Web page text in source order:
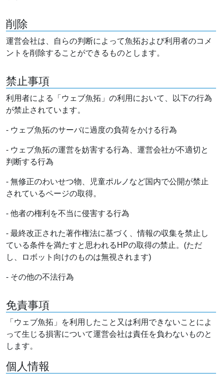
削除
運営会社は、自らの判断によって魚拓および利用者のコメ
ントを削除することができるものとします。
禁止事項
利用者による「ウェブ魚拓」の利用において、以下の行為
が禁止されています。
- ウェブ魚拓のサーバに過度の負荷をかける行為
- ウェブ魚拓の運営を妨害する行為、運営会社が不適切と
判断する行為
- 無修正のわいせつ物、児童ポルノなど国内で公開が禁止
されているページの取得。
- 他者の権利を不当に侵害する行為
- 最終改正された著作権法に基づく、情報の収集を禁止し
ている条件を満たすと思われるHPの取得の禁止。(ただ
し、ロボット向けのものは無視されます)
- その他の不法行為
免責事項
「ウェブ魚拓」を利用したこと又は利用できないことによ
って生じる損害について運営会社は責任を負わないものと
します。
個人情報